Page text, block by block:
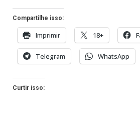
Compartilhe isso:
Imprimir 18+
Telegram WhatsApp
Curtir isso: